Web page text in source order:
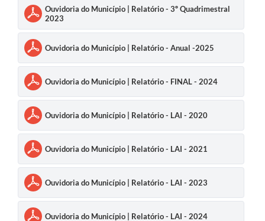
Ouvidoria do Município | Relatório - 3º Quadrimestral
2023
Ouvidoria do Município | Relatório - Anual -2025
Ouvidoria do Município | Relatório - FINAL - 2024
Ouvidoria do Município | Relatório - LAI - 2020
Ouvidoria do Município | Relatório - LAI - 2021
Ouvidoria do Município | Relatório - LAI - 2023
Ouvidoria do Município | Relatório - LAI - 2024